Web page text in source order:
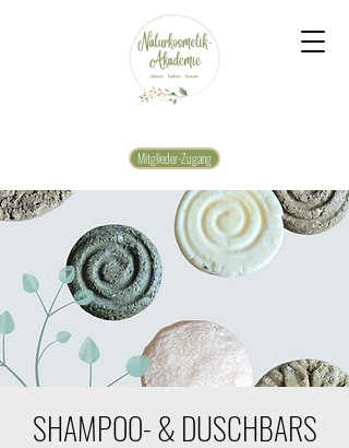
Mitglieder-Zugang
SHAMPOO- & DUSCHBARS